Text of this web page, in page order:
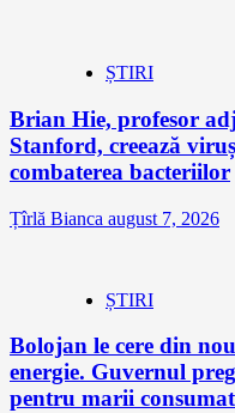
ȘTIRI
Brian Hie, profesor
Stanford, creează
combaterea bacteriilor
Țîrlă Bianca august 7, 2026
ȘTIRI
Bolojan le cere din
energie. Guvernul
pentru marii